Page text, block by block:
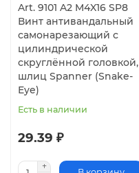
Art. 9101 A2 M4X16 SP8
Винт антивандальный
самонарезающий с
цилиндрической
скруглённой головкой,
шлиц Spanner (Snake-
Eye)
Есть в наличии
29.39 ₽